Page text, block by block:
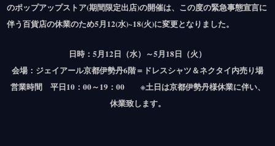
のポップアップストア(期間限定出店)の開催は、この度の緊急事態宣言に
伴う百貨店の休業のため5月12(水)~18(火)に変更となりました。
日時：5月12日（水）～5月18日（火）
会場：ジェイアール京都伊勢丹6階＝ドレスシャツ＆ネクタイ内売り場
営業時間 平日10：00～19：00 ※土日は京都伊勢丹様休業に伴い、
休業致します。